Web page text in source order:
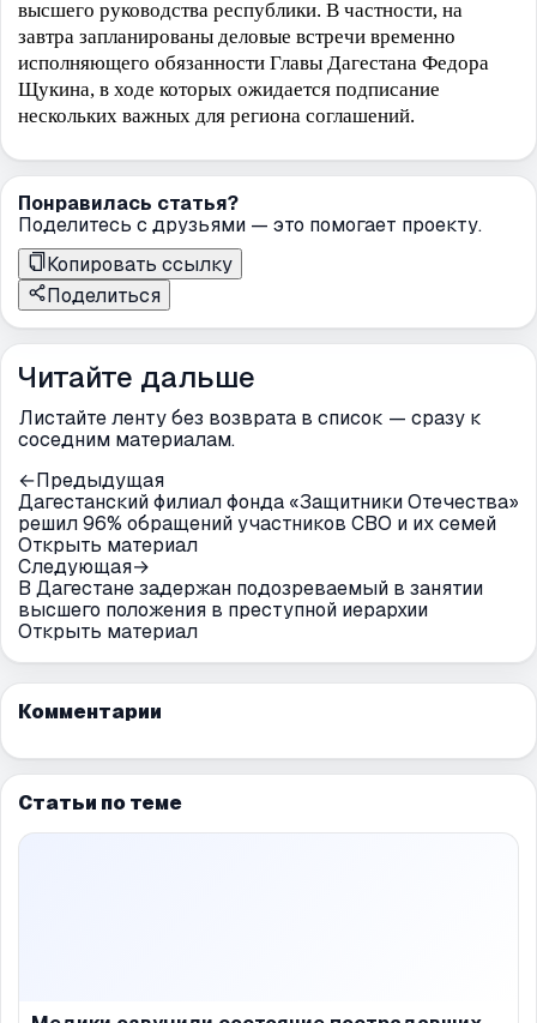
высшего руководства республики. В частности, на
завтра запланированы деловые встречи временно
исполняющего обязанности Главы Дагестана Федора
Щукина, в ходе которых ожидается подписание
нескольких важных для региона соглашений.
Понравилась статья?
Поделитесь с друзьями — это помогает проекту.
Копировать ссылку
Поделиться
Читайте дальше
Листайте ленту без возврата в список — сразу к
соседним материалам.
←Предыдущая
Дагестанский филиал фонда «Защитники Отечества»
решил 96% обращений участников СВО и их семей
Открыть материал
Следующая→
В Дагестане задержан подозреваемый в занятии
высшего положения в преступной иерархии
Открыть материал
Комментарии
Статьи по теме